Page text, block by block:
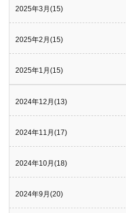
2025年3月(15)
2025年2月(15)
2025年1月(15)
2024年12月(13)
2024年11月(17)
2024年10月(18)
2024年9月(20)